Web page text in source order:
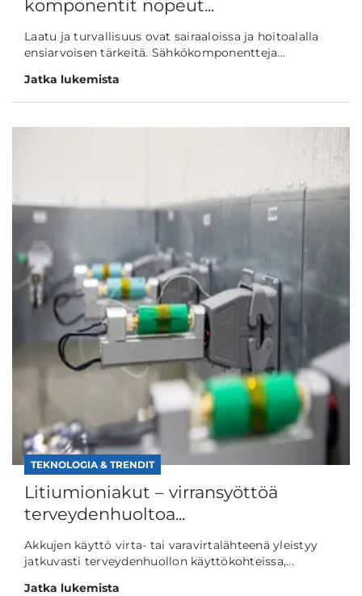
komponentit nopeut...
Laatu ja turvallisuus ovat sairaaloissa ja hoitoalalla
ensiarvoisen tärkeitä. Sähkökomponentteja...
Jatka lukemista
TEKNOLOGIA & TRENDIT
Litiumioniakut – virransyöttöä
terveydenhuoltoa...
Akkujen käyttö virta- tai varavirtalähteenä yleistyy
jatkuvasti terveydenhuollon käyttökohteissa,...
Jatka lukemista